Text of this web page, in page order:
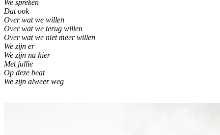
We spreken
Dat ook
Over wat we willen
Over wat we terug willen
Over wat we niet meer willen
We zijn er
We zijn nu hier
Met jullie
Op deze beat
We zijn alweer weg